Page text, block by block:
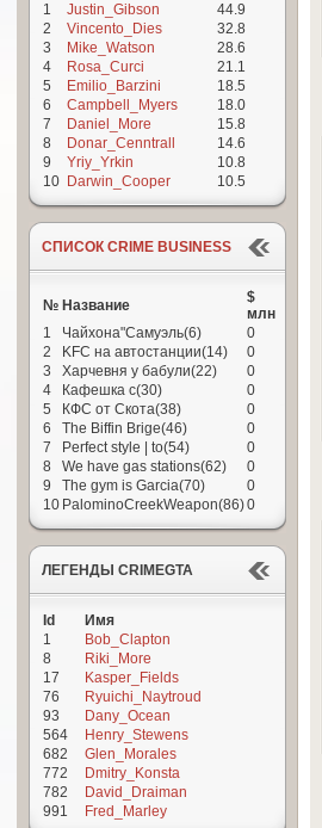
1
Justin_Gibson
44.9
2
Vincento_Dies
32.8
3
Mike_Watson
28.6
4
Rosa_Curci
21.1
5
Emilio_Barzini
18.5
6
Campbell_Myers
18.0
7
Daniel_More
15.8
8
Donar_Cenntrall
14.6
9
Yriy_Yrkin
10.8
10 Darwin_Cooper 10.5
СПИСОК CRIME BUSINESS
№ Название
$
млн
1
Чайхона"Самуэль(6)
0
2
KFC на автостанции(14)
0
3
Харчевня у бабули(22)
0
4
Кафешка с(30)
0
5
КФС от Скота(38)
0
6
The Biffin Brige(46)
0
7
Perfect style | to(54)
0
8
We have gas stations(62)
0
9
The gym is Garcia(70)
0
10 PalominoCreekWeapon(86)0
ЛЕГЕНДЫ CRIMEGTA
Id
Имя
1
Bob_Clapton
8
Riki_More
17
Kasper_Fields
76
Ryuichi_Naytroud
93
Dany_Ocean
564
Henry_Stewens
682
Glen_Morales
772
Dmitry_Konsta
782
David_Draiman
991
Fred_Marley